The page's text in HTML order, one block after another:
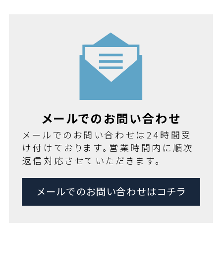
メールでのお問い合わせ
メールでのお問い合わせは24時間受
け付けております。営業時間内に順次
返信対応させていただきます。
メールでのお問い合わせはコチラ